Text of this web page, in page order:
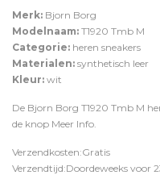
Merk: Bjorn Borg
Modelnaam: T1920 Tmb M
Categorie: heren sneakers
Materialen: synthetisch leer
Kleur: wit
De Bjorn Borg T1920 Tmb M
de knop Meer Info
Verzendkosten:Gratis
Verzendtijd:Doordeweeks voor